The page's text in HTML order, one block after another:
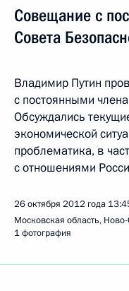
Совещание с
Совета
Владимир Путин
с постоянными
Обсуждались
экономической
проблематика, в
с отношениями
26 октября 2012 года
Московская область,
1 фотография